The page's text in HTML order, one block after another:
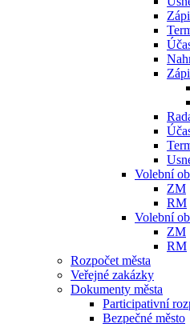
Volební
ZM
RM
Volební
ZM
RM
Rozpočet města
Veřejné zakázky
Dokumenty města
Participativní
Bezpečné město